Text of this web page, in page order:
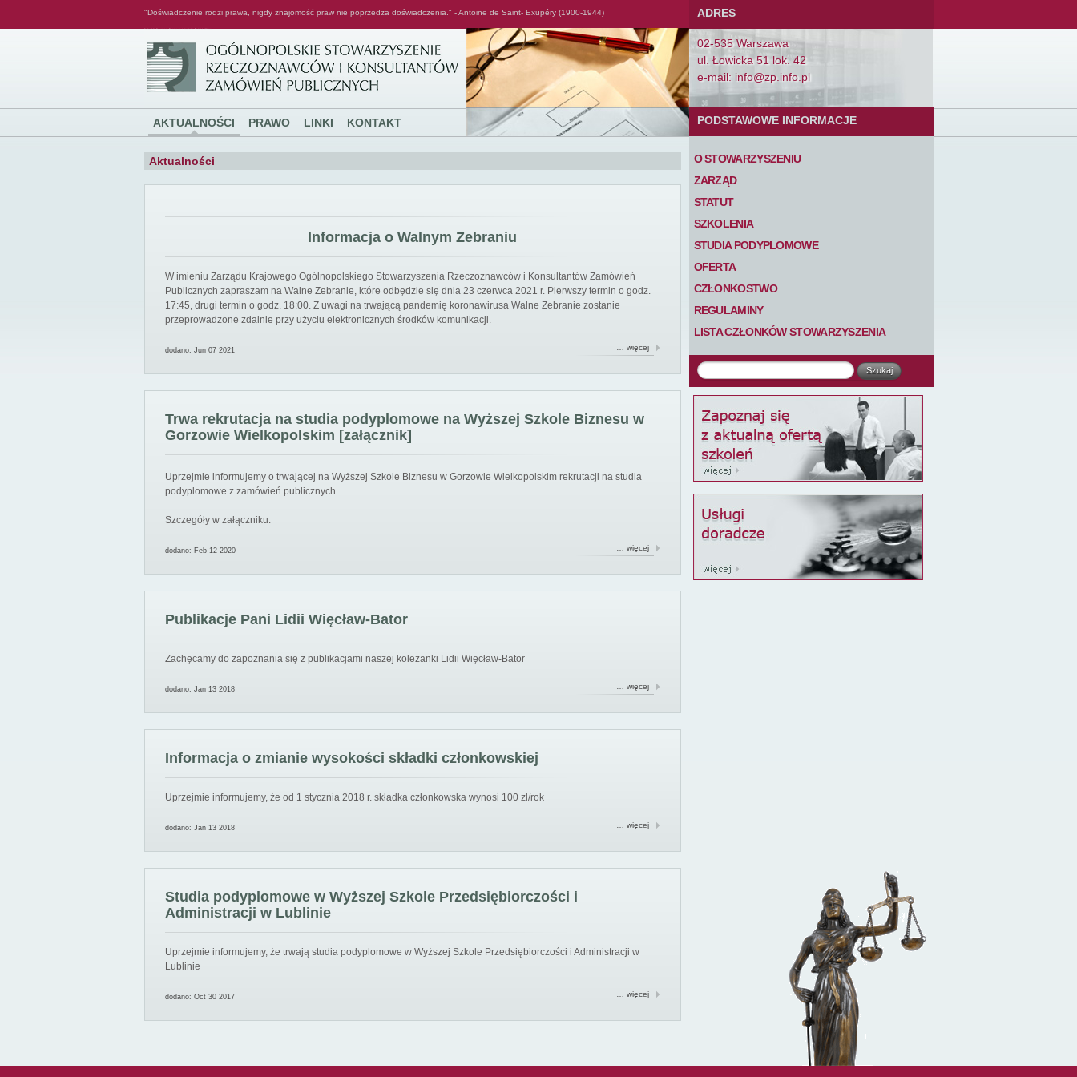
"Doświadczenie rodzi prawa, nigdy znajomość praw nie poprzedza doświadczenia." - Antoine de Saint- Exupéry (1900-1944)
AKTUALNOŚCI PRAWO LINKI KONTAKT
ADRES
02-535 Warszawa
ul. Łowicka 51 lok. 42
e-mail: info@zp.info.pl
PODSTAWOWE INFORMACJE
O STOWARZYSZENIU
ZARZĄD
STATUT
SZKOLENIA
STUDIA PODYPLOMOWE
OFERTA
CZŁONKOSTWO
REGULAMINY
LISTA CZŁONKÓW STOWARZYSZENIA
Aktualności
Informacja o Walnym Zebraniu
W imieniu Zarządu Krajowego Ogólnopolskiego Stowarzyszenia Rzeczoznawców i Konsultantów Zamówień
Publicznych zapraszam na Walne Zebranie, które odbędzie się dnia 23 czerwca 2021 r. Pierwszy termin o godz.
17:45, drugi termin o godz. 18:00. Z uwagi na trwającą pandemię koronawirusa Walne Zebranie zostanie
przeprowadzone zdalnie przy użyciu elektronicznych środków komunikacji.
dodano: Jun 07 2021 … więcej
Trwa rekrutacja na studia podyplomowe na Wyższej Szkole Biznesu w
Gorzowie Wielkopolskim [załącznik]
Uprzejmie informujemy o trwającej na Wyższej Szkole Biznesu w Gorzowie Wielkopolskim rekrutacji na studia
podyplomowe z zamówień publicznych
Szczegóły w załączniku.
dodano: Feb 12 2020 … więcej
Publikacje Pani Lidii Więcław-Bator
Zachęcamy do zapoznania się z publikacjami naszej koleżanki Lidii Więcław-Bator
dodano: Jan 13 2018 … więcej
Informacja o zmianie wysokości składki członkowskiej
Uprzejmie informujemy, że od 1 stycznia 2018 r. składka członkowska wynosi 100 zł/rok
dodano: Jan 13 2018 … więcej
Studia podyplomowe w Wyższej Szkole Przedsiębiorczości i
Administracji w Lublinie
Uprzejmie informujemy, że trwają studia podyplomowe w Wyższej Szkole Przedsiębiorczości i Administracji w
Lublinie
dodano: Oct 30 2017 … więcej